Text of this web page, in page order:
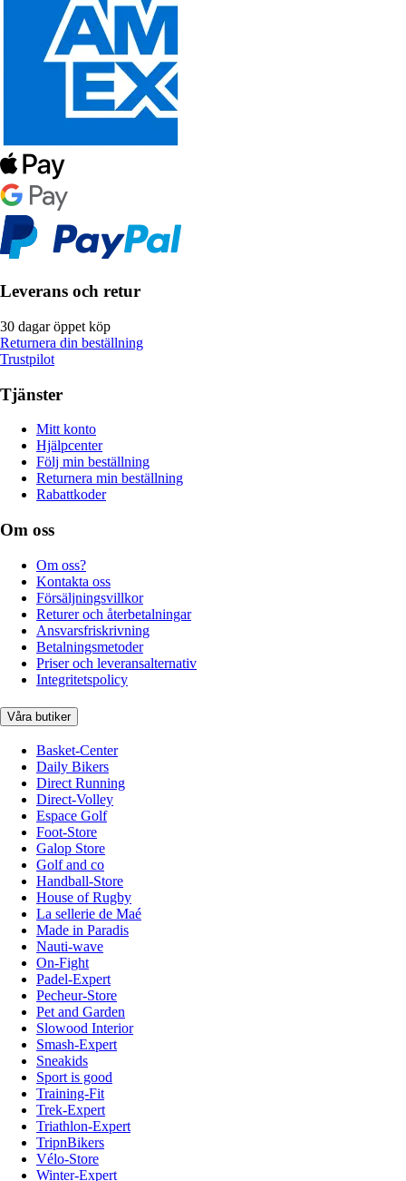
Leverans och retur
30 dagar öppet köp
Returnera din beställning
Trustpilot
Tjänster
Mitt konto
Hjälpcenter
Följ min beställning
Returnera min beställning
Rabattkoder
Om oss
Om oss?
Kontakta oss
Försäljningsvillkor
Returer och återbetalningar
Ansvarsfriskrivning
Betalningsmetoder
Priser och leveransalternativ
Integritetspolicy
Våra butiker
Basket-Center
Daily Bikers
Direct Running
Direct-Volley
Espace Golf
Foot-Store
Galop Store
Golf and co
Handball-Store
House of Rugby
La sellerie de Maé
Made in Paradis
Nauti-wave
On-Fight
Padel-Expert
Pecheur-Store
Pet and Garden
Slowood Interior
Smash-Expert
Sneakids
Sport is good
Training-Fit
Trek-Expert
Triathlon-Expert
TripnBikers
Vélo-Store
Winter-Expert